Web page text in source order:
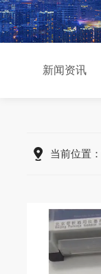
新闻资讯
当前位置：